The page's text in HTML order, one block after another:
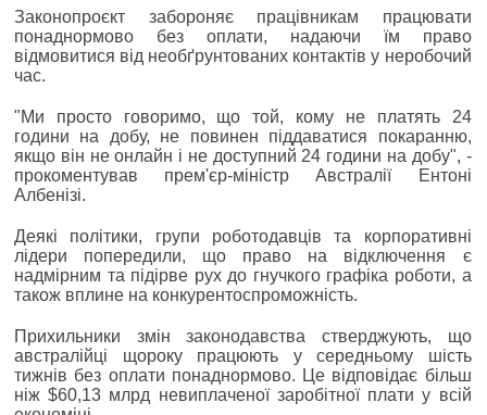
Законопроєкт забороняє працівникам працювати
понаднормово без оплати, надаючи їм право
відмовитися від необґрунтованих контактів у неробочий
час.
"Ми просто говоримо, що той, кому не платять 24
години на добу, не повинен піддаватися покаранню,
якщо він не онлайн і не доступний 24 години на добу", -
прокоментував прем'єр-міністр Австралії Ентоні
Албенізі.
Деякі політики, групи роботодавців та корпоративні
лідери попередили, що право на відключення є
надмірним та підірве рух до гнучкого графіка роботи, а
також вплине на конкурентоспроможність.
Прихильники змін законодавства стверджують, що
австралійці щороку працюють у середньому шість
тижнів без оплати понаднормово. Це відповідає більш
ніж $60,13 млрд невиплаченої заробітної плати у всій